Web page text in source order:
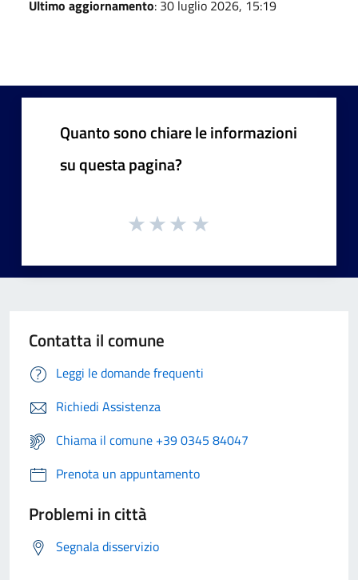
Ultimo aggiornamento: 30 luglio 2026, 15:19
Quanto sono chiare le informazioni
su questa pagina?
Contatta il comune
Leggi le domande frequenti
Richiedi Assistenza
Chiama il comune +39 0345 84047
Prenota un appuntamento
Problemi in città
Segnala disservizio